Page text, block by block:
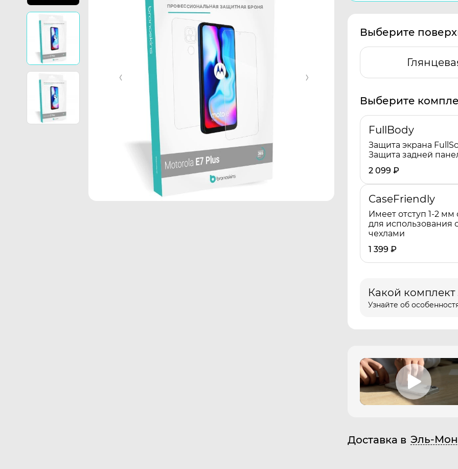
Выберите
Выберите
FullBody
Защита экрана
Защита задней
2 099 ₽
CaseFriendly
Имеет отступ 1-2 мм
для использования
чехлами
1 399 ₽
Какой
Узнайте об
Доставка в Эль-